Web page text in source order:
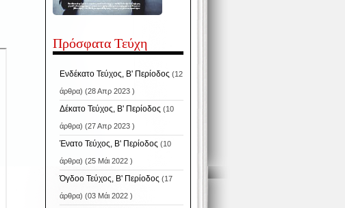
Πρόσφατα Τεύχη
Ενδέκατο Τεύχος, Β' Περίοδος (12
άρθρα) (28 Απρ 2023 )
Δέκατο Τεύχος, Β' Περίοδος (10
άρθρα) (27 Απρ 2023 )
Ένατο Τεύχος, Β' Περίοδος (10
άρθρα) (25 Μάι 2022 )
Όγδοο Τεύχος, Β' Περίοδος (17
άρθρα) (03 Μάι 2022 )